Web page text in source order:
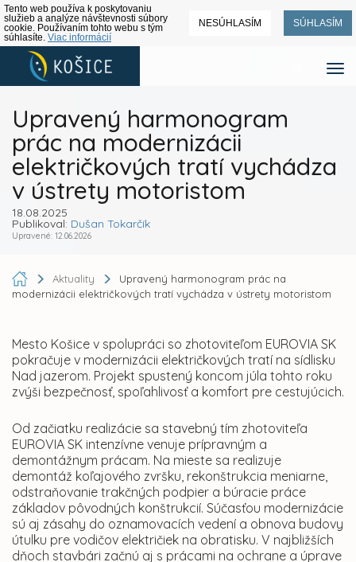
Tento web používa k poskytovaniu
služieb a analýze návštevnosti súbory
cookie. Používaním tohto webu s tým
súhlasíte. Viac informácií
NESÚHLASÍM SÚHLASÍM
Upravený harmonogram
prác na modernizácii
električkových tratí vychádza
v ústrety motoristom
18.08.2025
Publikoval: Dušan Tokarčík
Upravené: 12.06.2026
Aktuality
Upravený harmonogram prác na
modernizácii električkových tratí vychádza v ústrety motoristom
Mesto Košice v spolupráci so zhotoviteľom EUROVIA SK
pokračuje v modernizácii električkových tratí na sídlisku
Nad jazerom. Projekt spustený koncom júla tohto roku
zvýši bezpečnosť, spoľahlivosť a komfort pre cestujúcich.
Od začiatku realizácie sa stavebný tím zhotoviteľa
EUROVIA SK intenzívne venuje prípravným a
demontážnym prácam. Na mieste sa realizuje
demontáž koľajového zvršku, rekonštrukcia meniarne,
odstraňovanie trakčných podpier a búracie práce
základov pôvodných konštrukcií. Súčasťou modernizácie
sú aj zásahy do oznamovacích vedení a obnova budovy
útulku pre vodičov električiek na obratisku. V najbližších
dňoch stavbári začnú aj s prácami na ochrane a úprave